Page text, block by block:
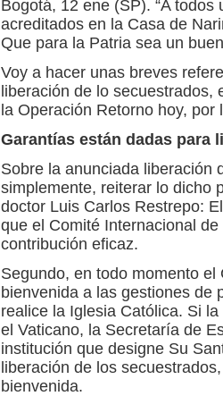
Bogotá, 12 ene (SP). “A
acreditados en la Casa de
Que para la Patria sea un
Voy a hacer unas breves
liberación de lo
la Operación Retorno hoy,
Garantías están dadas para
Sobre la anunciada liberación
simplemente, reiterar lo dicho
doctor Luis Carlos Restrepo:
que el Comité Internacional
contribución eficaz.
Segundo, en todo momento
bienvenida a las gestiones de
realice la Iglesia Católica. Si
el Vaticano, la Secretaría de
institución que designe Su
liberación de los
bienvenida.